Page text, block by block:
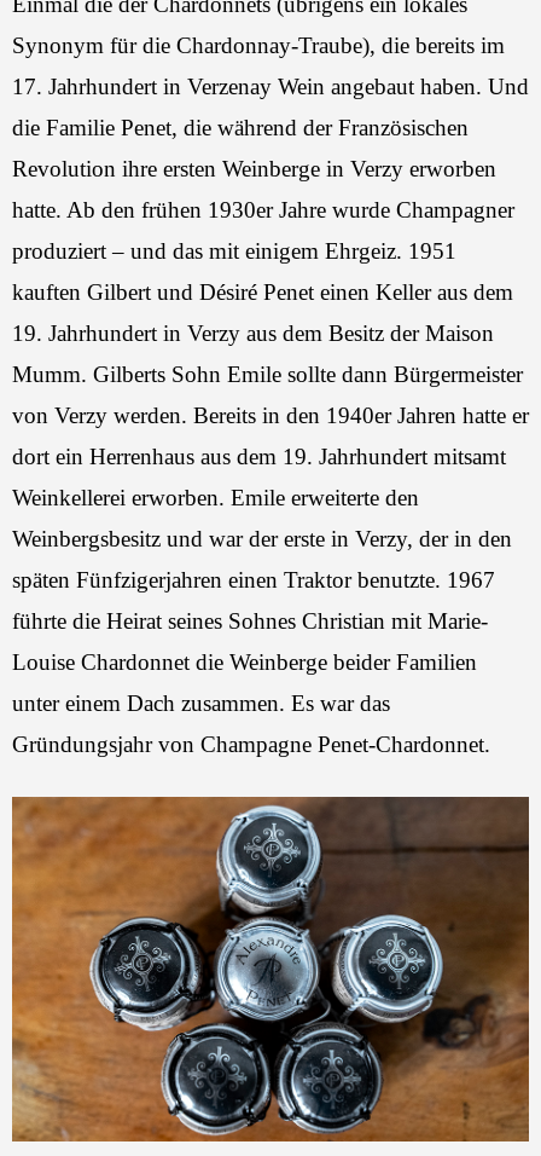
Synonym für die Chardonnay-Traube), die bereits im
17. Jahrhundert in Verzenay Wein angebaut haben. Und
die Familie Penet, die während der Französischen
Revolution ihre ersten Weinberge in Verzy erworben
hatte. Ab den frühen 1930er Jahre wurde Champagner
produziert – und das mit einigem Ehrgeiz. 1951
kauften Gilbert und Désiré Penet einen Keller aus dem
19. Jahrhundert in Verzy aus dem Besitz der Maison
Mumm. Gilberts Sohn Emile sollte dann Bürgermeister
von Verzy werden. Bereits in den 1940er Jahren hatte er
dort ein Herrenhaus aus dem 19. Jahrhundert mitsamt
Weinkellerei erworben. Emile erweiterte den
Weinbergsbesitz und war der erste in Verzy, der in den
späten Fünfzigerjahren einen Traktor benutzte. 1967
führte die Heirat seines Sohnes Christian mit Marie-
Louise Chardonnet die Weinberge beider Familien
unter einem Dach zusammen. Es war das
Gründungsjahr von Champagne Penet-Chardonnet.